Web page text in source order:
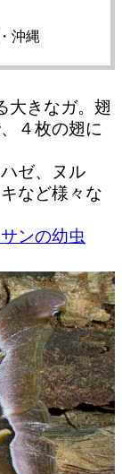
沖縄
大きなガ。翅
４枚の翅に
ゼ、ヌル
など様々な
ンの幼虫